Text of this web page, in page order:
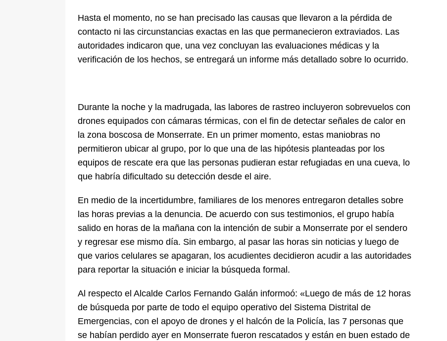
Hasta el momento, no se han precisado las causas que llevaron a la pérdida de
contacto ni las circunstancias exactas en las que permanecieron extraviados. Las
autoridades indicaron que, una vez concluyan las evaluaciones médicas y la
verificación de los hechos, se entregará un informe más detallado sobre lo ocurrido.
Durante la noche y la madrugada, las labores de rastreo incluyeron sobrevuelos con
drones equipados con cámaras térmicas, con el fin de detectar señales de calor en
la zona boscosa de Monserrate. En un primer momento, estas maniobras no
permitieron ubicar al grupo, por lo que una de las hipótesis planteadas por los
equipos de rescate era que las personas pudieran estar refugiadas en una cueva, lo
que habría dificultado su detección desde el aire.
En medio de la incertidumbre, familiares de los menores entregaron detalles sobre
las horas previas a la denuncia. De acuerdo con sus testimonios, el grupo había
salido en horas de la mañana con la intención de subir a Monserrate por el sendero
y regresar ese mismo día. Sin embargo, al pasar las horas sin noticias y luego de
que varios celulares se apagaran, los acudientes decidieron acudir a las autoridades
para reportar la situación e iniciar la búsqueda formal.
Al respecto el Alcalde Carlos Fernando Galán informoó: «Luego de más de 12 horas
de búsqueda por parte de todo el equipo operativo del Sistema Distrital de
Emergencias, con el apoyo de drones y el halcón de la Policía, las 7 personas que
se habían perdido ayer en Monserrate fueron rescatados y están en buen estado de